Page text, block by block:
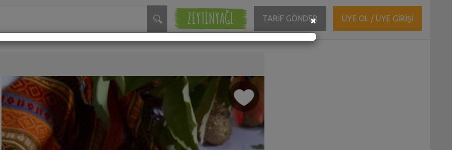
ZEYTİNYAĞI TARİF GÖNDER ÜYE OL / ÜYE GİRİŞİ
×Close